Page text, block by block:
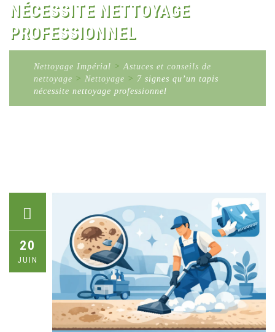
NÉCESSITE NETTOYAGE
PROFESSIONNEL
Nettoyage Impérial >Astuces et conseils de
nettoyage > Nettoyage > 7 signes qu’un tapis
nécessite nettoyage professionnel
20
JUIN